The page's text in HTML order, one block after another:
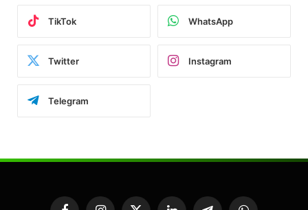
TikTok WhatsApp
Twitter Instagram
Telegram